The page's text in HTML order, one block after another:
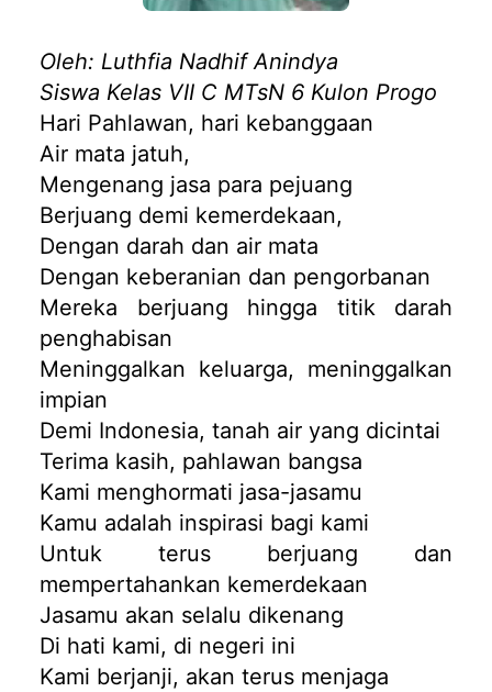
Oleh: Luthfia Nadhif Anindya
Siswa Kelas VII C MTsN 6 Kulon Progo
Hari Pahlawan, hari kebanggaan
Air mata jatuh,
Mengenang jasa para pejuang
Berjuang demi kemerdekaan,
Dengan darah dan air mata
Dengan keberanian dan pengorbanan
Mereka berjuang hingga titik darah
penghabisan
Meninggalkan keluarga, meninggalkan
impian
Demi Indonesia, tanah air yang dicintai
Terima kasih, pahlawan bangsa
Kami menghormati jasa-jasamu
Kamu adalah inspirasi bagi kami
Untuk terus berjuang dan
mempertahankan kemerdekaan
Jasamu akan selalu dikenang
Di hati kami, di negeri ini
Kami berjanji, akan terus menjaga